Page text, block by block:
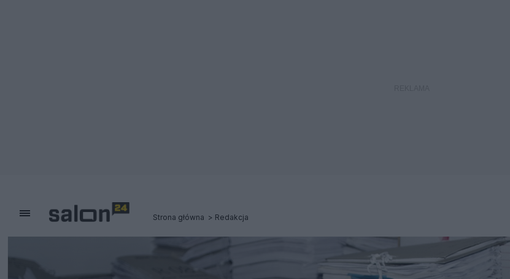
Strona główna Redakcja